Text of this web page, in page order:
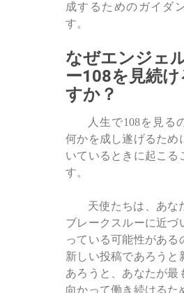
成するためのガイダ
す。
なぜエンジェ
ー108を見続
すか？
人生で108を見る
何かを成し遂げるため
いているときに起こる
す。
天使たちは、あな
ブレークスルーに近づ
っている可能性がある
新しい投稿であろうと
あろうと、あなたが最
向かって働き続けるた